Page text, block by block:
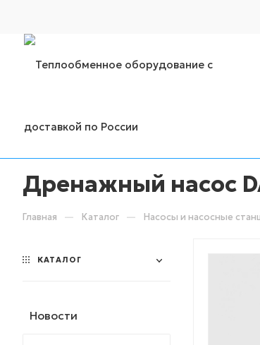
Дренажный насос
Главная — Каталог — Насосы и насосные
КАТАЛОГ
Новости